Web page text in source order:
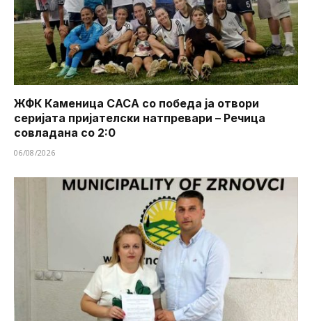
ЖФК Каменица САСА со победа ја отвори
серијата пријателски натпревари – Речица
совладана со 2:0
06/08/2026